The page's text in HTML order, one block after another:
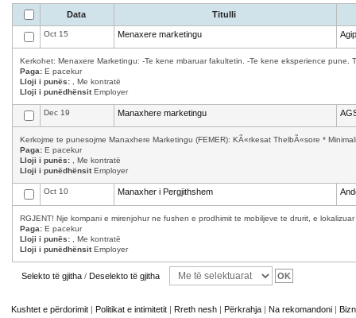
Data Titulli
Oct 15 Menaxere marketingu
Kerkohet: Menaxere Marketingu: -Te kene mbaruar fakultetin. -Te kene eksperience
Paga: E pacekur
Lloji i punës: , Me kontratë
Lloji i punëdhënsitEmployer
Dec 19 Manaxhere marketingu
Kerkojme te punesojme Manaxhere Marketingu (FEMER): KÃ«rkesat ThelbÃ«sore *
Paga: E pacekur
Lloji i punës: , Me kontratë
Lloji i punëdhënsitEmployer
Oct 10 Manaxher i Pergjithshem
RGJENT! Nje kompani e mirenjohur ne fushen e prodhimit te mobiljeve te drurit, e
Paga: E pacekur
Lloji i punës: , Me kontratë
Lloji i punëdhënsitEmployer
Selekto të gjitha / Deselekto të gjitha
Kushtet e përdorimit | Politikat e intimitetit | Rreth nesh | Përkrahja | Na rekomandoni |